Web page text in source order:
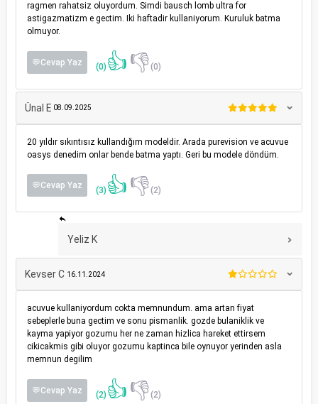
ragmen rahatsiz oluyordum. Simdi bausch lomb ultra for
astigazmatizm e gectim. Iki haftadir kullaniyorum. Kuruluk batma
olmuyor.
💬Cevap Yaz (0) 👍👎(0)
Ünal E 08.09.2025
20 yıldır sıkıntısız kullandığım modeldir. Arada purevision ve acuvue
oasys denedim onlar bende batma yaptı. Geri bu modele döndüm.
💬Cevap Yaz (3) 👍👎(2)
Yeliz K
Kevser C 16.11.2024
acuvue kullaniyordum cokta memnundum. ama artan fiyat
sebeplerle buna gectim ve sonu pismanlik. gozde bulaniklik ve
kayma yapiyor gozumu her ne zaman hizlica hareket ettirsem
cikicakmis gibi oluyor gozumu kaptinca bile oynuyor yerinden asla
memnun degilim
💬Cevap Yaz (2) 👍👎(2)